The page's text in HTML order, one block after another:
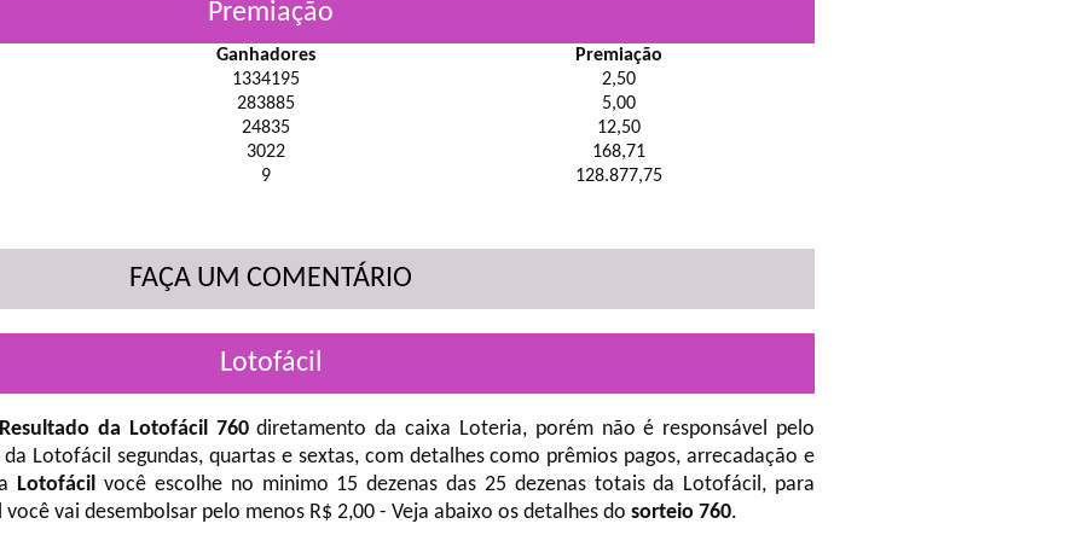
Premiação
Ganhadores
Premiação
1334195
2,50
283885
5,00
24835
12,50
3022
168,71
9
128.877,75
FAÇA UM COMENTÁRIO
Lotofácil
Resultado da Lotofácil 760diretamento da caixa Loteria, porém não é responsável pelo
da Lotofácil segundas, quartas e sextas, com detalhes como prêmios pagos, arrecadação e
Lotofácil você escolhe no minimo 15 dezenas das 25 dezenas totais da Lotofácil, para
vai desembolsar pelo menos R$ 2,00 - Veja abaixo os detalhes do sorteio 760.